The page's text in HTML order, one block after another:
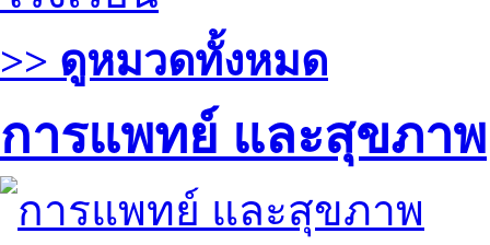
>> ดูหมวดทั้งหมด
การแพทย์ และสุขภาพ